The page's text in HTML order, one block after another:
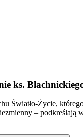
ks.
Światło-Życie,
–